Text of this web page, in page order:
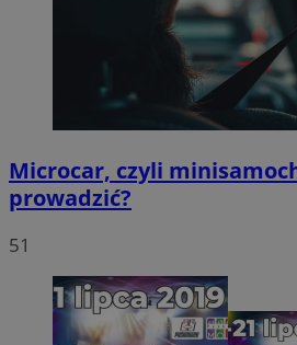
Microcar, czyli
prowadzić?
51